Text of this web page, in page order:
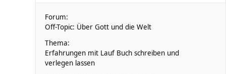
Forum:
Off-Topic: Über Gott und die Welt
Thema:
Erfahrungen mit Lauf Buch schreiben und
verlegen lassen